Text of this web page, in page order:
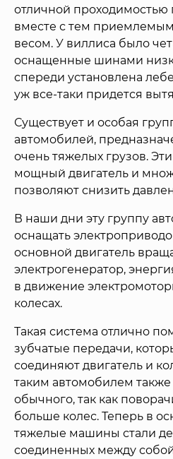
отличной
вместе с тем
весом. У виллиса было
оснащенные шинами
спереди установлена
уж все-таки придется
Существует и особая
автомобилей,
очень тяжелых грузов.
мощный двигатель и
позволяют снизить
В наши дни эту группу
оснащать
основной двигатель
электрогенератор,
в движение
колесах.
Такая система отлично
зубчатые передачи,
соединяют двигатель и
таким автомобилем также
обычного, так как
больше колес. Теперь в
тяжелые машины стали
соединенных между